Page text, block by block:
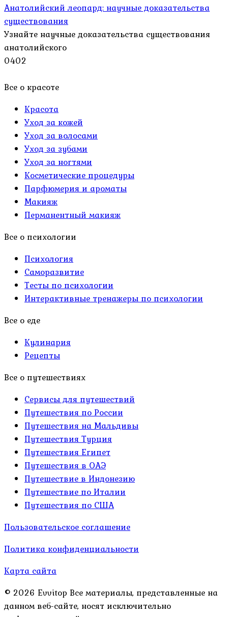
Анатолийский леопард: научные доказательства
существования
Узнайте научные доказательства существования
анатолийского
0402
Все о красоте
Красота
Уход за кожей
Уход за волосами
Уход за зубами
Уход за ногтями
Косметические процедуры
Парфюмерия и ароматы
Макияж
Перманентный макияж
Все о психологии
Психология
Саморазвитие
Тесты по психологии
Интерактивные тренажеры по психологии
Все о еде
Кулинария
Рецепты
Все о путешествиях
Сервисы для путешествий
Путешествия по России
Путешествия на Мальдивы
Путешествия Турция
Путешествия Египет
Путешествия в ОАЭ
Путешествие в Индонезию
Путешествие по Италии
Путешествия по США
Пользовательское соглашение
Политика конфиденциальности
Карта сайта
© 2026 Evvitop Все материалы, представленные на
данном веб-сайте, носят исключительно